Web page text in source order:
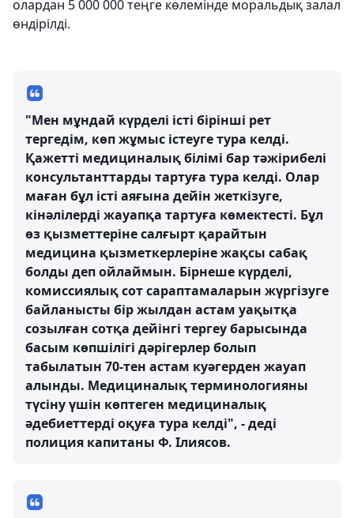
олардан 5 000 000 теңге көлемінде моральдық залал
өндірілді.
"Мен мұндай күрделі істі бірінші рет
тергедім, көп жұмыс істеуге тура келді.
Қажетті медициналық білімі бар тәжірибелі
консультанттарды тартуға тура келді. Олар
маған бұл істі аяғына дейін жеткізуге,
кінәлілерді жауапқа тартуға көмектесті. Бұл
өз қызметтеріне салғырт қарайтын
медицина қызметкерлеріне жақсы сабақ
болды деп ойлаймын. Бірнеше күрделі,
комиссиялық сот сараптамаларын жүргізуге
байланысты бір жылдан астам уақытқа
созылған сотқа дейінгі тергеу барысында
басым көпшілігі дәрігерлер болып
табылатын 70-тен астам куәгерден жауап
алынды. Медициналық терминологияны
түсіну үшін көптеген медициналық
әдебиеттерді оқуға тура келді", - деді
полиция капитаны Ф. Ілиясов.